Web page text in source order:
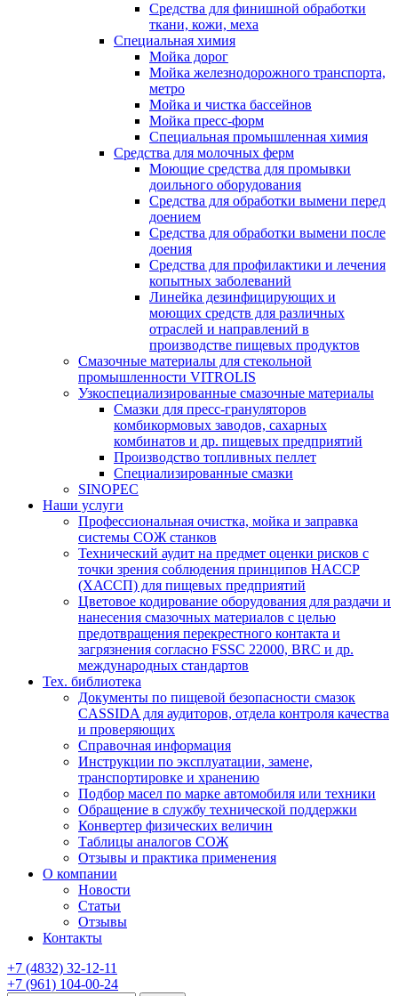
Средства для финишной обработки
ткани, кожи, меха
Специальная химия
Мойка дорог
Мойка железнодорожного транспорта,
метро
Мойка и чистка бассейнов
Мойка пресс-форм
Специальная промышленная химия
Средства для молочных ферм
Моющие средства для промывки
доильного оборудования
Средства для обработки вымени перед
доением
Средства для обработки вымени после
доения
Средства для профилактики и лечения
копытных заболеваний
Линейка дезинфицирующих и
моющих средств для различных
отраслей и направлений в
производстве пищевых продуктов
Смазочные материалы для стекольной
промышленности VITROLIS
Узкоспециализированные смазочные материалы
Смазки для пресс-грануляторов
комбикормовых заводов, сахарных
комбинатов и др. пищевых предприятий
Производство топливных пеллет
Специализированные смазки
SINOPEC
Наши услуги
Профессиональная очистка, мойка и заправка
системы СОЖ станков
Технический аудит на предмет оценки рисков с
точки зрения соблюдения принципов HACCP
(ХАССП) для пищевых предприятий
Цветовое кодирование оборудования для раздачи и
нанесения смазочных материалов с целью
предотвращения перекрестного контакта и
загрязнения согласно FSSC 22000, BRC и др.
международных стандартов
Тех. библиотека
Документы по пищевой безопасности смазок
CASSIDA для аудиторов, отдела контроля качества
и проверяющих
Справочная информация
Инструкции по эксплуатации, замене,
транспортировке и хранению
Подбор масел по марке автомобиля или техники
Обращение в службу технической поддержки
Конвертер физических величин
Таблицы аналогов СОЖ
Отзывы и практика применения
О компании
Новости
Статьи
Отзывы
Контакты
+7 (4832) 32-12-11
+7 (961) 104-00-24